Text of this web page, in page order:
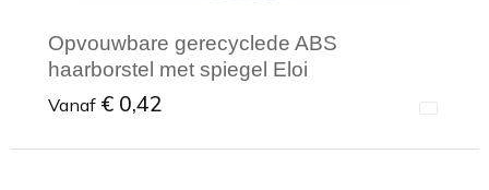
Opvouwbare gerecyclede ABS
haarborstel met spiegel Eloi
Vanaf € 0,42